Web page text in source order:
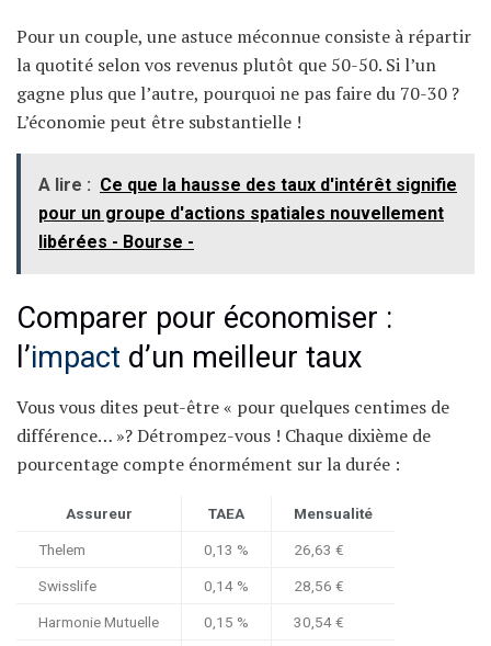
Pour un couple, une astuce méconnue consiste à répartir
la quotité selon vos revenus plutôt que 50-50. Si l’un
gagne plus que l’autre, pourquoi ne pas faire du 70-30 ?
L’économie peut être substantielle !
A lire : Ce que la hausse des taux d'intérêt signifie
pour un groupe d'actions spatiales nouvellement
libérées - Bourse -
Comparer pour économiser :
l’impact d’un meilleur taux
Vous vous dites peut-être « pour quelques centimes de
différence… »? Détrompez-vous ! Chaque dixième de
pourcentage compte énormément sur la durée :
Assureur TAEA Mensualité
Thelem 0,13 % 26,63 €
Swisslife 0,14 % 28,56 €
Harmonie Mutuelle 0,15 % 30,54 €